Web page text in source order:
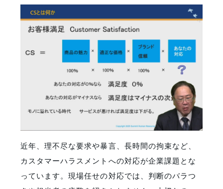
近年、理不尽な要求や暴言、長時間の拘束など、
カスタマーハラスメントへの対応が企業課題とな
っています。現場任せの対応では、判断のバラつ